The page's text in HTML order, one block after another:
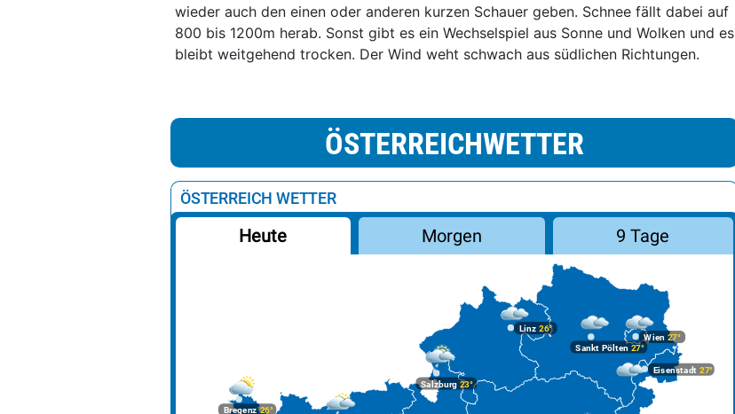
wieder auch den einen oder anderen kurzen Schauer geben. Schnee fällt dabei auf
800 bis 1200m herab. Sonst gibt es ein Wechselspiel aus Sonne und Wolken und es
bleibt weitgehend trocken. Der Wind weht schwach aus südlichen Richtungen.
ÖSTERREICHWETTER
ÖSTERREICH WETTER
Heute Morgen 9 Tage
Bregenz26°
Linz 26°
Salzburg23°
Wien 27°
Eisenstadt 27°
Sankt Pölten 27°